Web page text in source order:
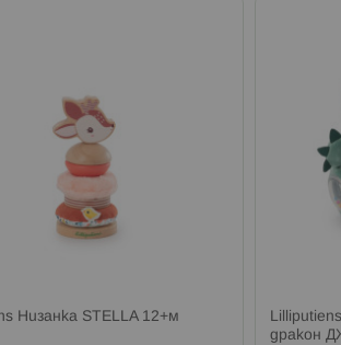
Низанка STELLA 12+м
дракон